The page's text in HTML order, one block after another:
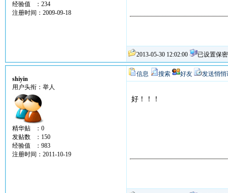
经验值 ：234
注册时间：2009-09-18
2013-05-30 12:02:00 已设置保密
shiyin
用户头衔：举人
精华贴 ：0
发贴数 ：150
经验值 ：983
注册时间：2011-10-19
信息 搜索 好友 发送悄悄
好！！！